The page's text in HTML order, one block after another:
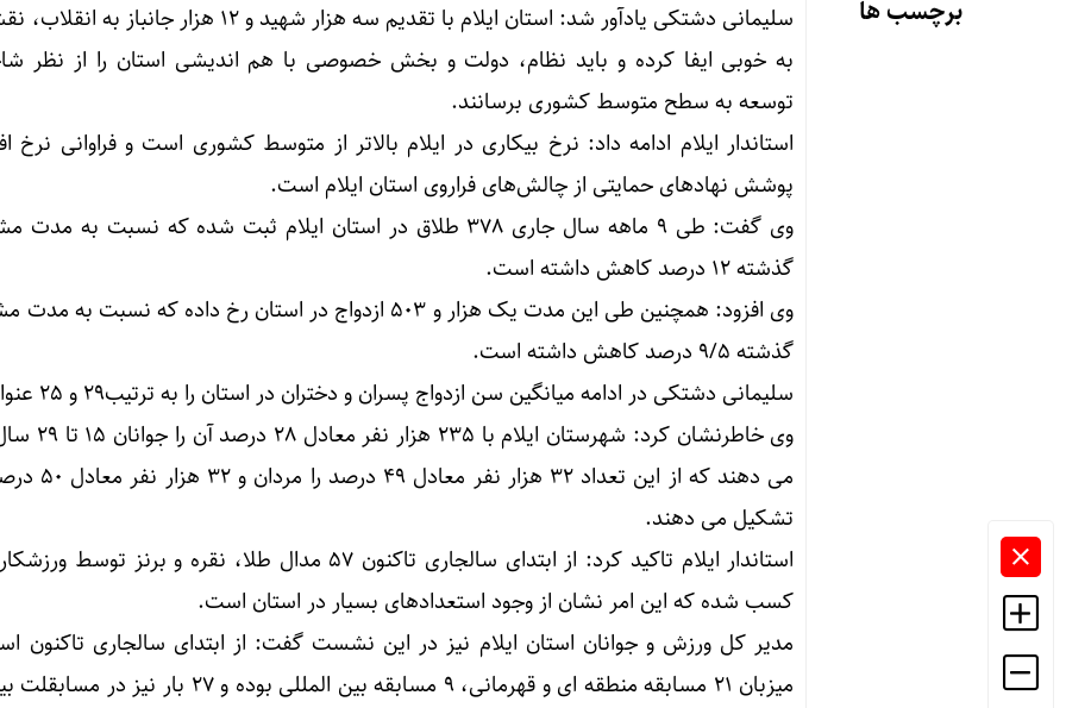
برچسب ها
سلیمانی دشتکی یادآور شد: استان ایلام با تقدیم سه هزار شهید و ۱۲ هزار
به خوبی ایفا کرده و باید نظام، دولت و بخش خصوصی با هم اندیشی استان را از نظر
توسعه به سطح متوسط کشوری برسانند‌.
استاندار ایلام ادامه داد: نرخ بیکاری در ایلام بالاتر از متوسط کشوری است و فراوانی نرخ
پوشش نهادهای حمایتی از چالش‌های فراروی استان ایلام است.
وی گفت: طی ۹ ماهه سال جاری ۳۷۸ طلاق در استان ایلام ثبت شده که نسبت به
گذشته ۱۲ درصد کاهش داشته است.
وی افزود: همچنین طی این مدت یک هزار و ۵۰۳ ازدواج در استان رخ داده که نسبت
گذشته ۹/۵ درصد کاهش داشته است.
سلیمانی دشتکی در ادامه میانگین سن ازدواج پسران و دختران در استان را به ترتیب۲۹ و ۲۵ عنوان کرد.
وی خاطرنشان کرد:
می دهند که از این
تشکیل می دهند.
استاندار ایلام تاکید کرد: از ابتدای سالجاری تاکنون ۵۷ مدال طلا، نقره و برنز
کسب شده که این امر نشان از وجود استعدادهای بسیار در استان است.
مدیر کل ورزش و جوانان استان ایلام نیز در این نشست گفت: از ابتدای سالجاری تاکنون
میزبان ۲۱ مسابقه منطقه ای و قهرمانی، ۹ مسابقه بین المللی بوده و